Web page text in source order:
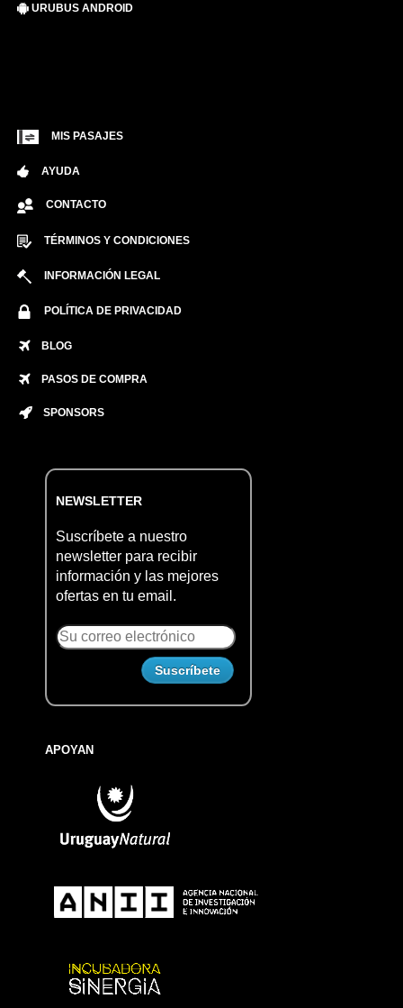
URUBUS ANDROID
MIS PASAJES
AYUDA
CONTACTO
TÉRMINOS Y CONDICIONES
INFORMACIÓN LEGAL
POLÍTICA DE PRIVACIDAD
BLOG
PASOS DE COMPRA
SPONSORS
NEWSLETTER
Suscríbete a nuestro
newsletter para recibir
información y las mejores
ofertas en tu email.
APOYAN